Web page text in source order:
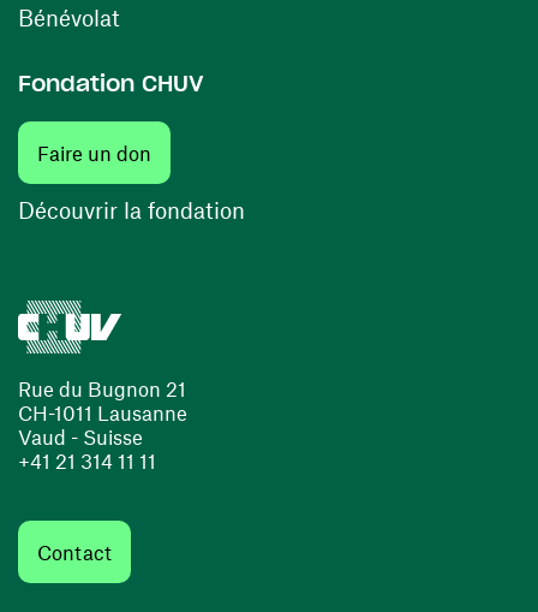
Rue du Bugnon 21
CH-1011 Lausanne
Vaud - Suisse
+41 21 314 11 11
Contact
Bénévolat
Fondation CHUV
Faire un don
Découvrir la fondation